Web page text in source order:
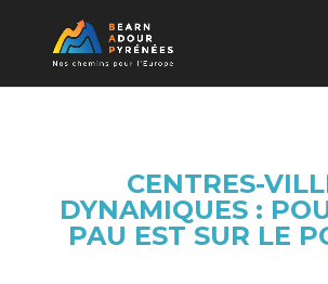
CENTRES-
DYNAMIQUES :
PAU EST SUR LE